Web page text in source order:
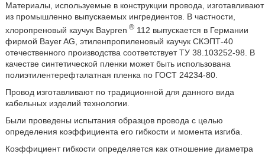
Материалы, используемые в конструкции провода, изготавливают
из промышленно выпускаемых ингредиентов. В частности,
хлоропреновый каучук Baypren ®112 выпускается в Германии
фирмой Bayer AG, этиленпропиленовый каучук СКЭПТ-40
отечественного производства соответствует ТУ 38.103252-98. В
качестве синтетической пленки может быть использована
полиэтилентерефталатная пленка по ГОСТ 24234-80.
Провод изготавливают по традиционной для данного вида
кабельных изделий технологии.
Были проведены испытания образцов провода с целью
определения коэффициента его гибкости и момента изгиба.
Коэффициент гибкости определяется как отношение диаметра